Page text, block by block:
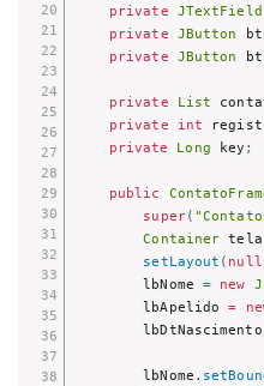
private JTextField
private JButton
private JButton
private List
private
int
private
Long key ;
public
super(
Container tela
setLayout ( null
        lbNome
= new
        lbApelido
=
        lbDtNascimento
        lbNome
.